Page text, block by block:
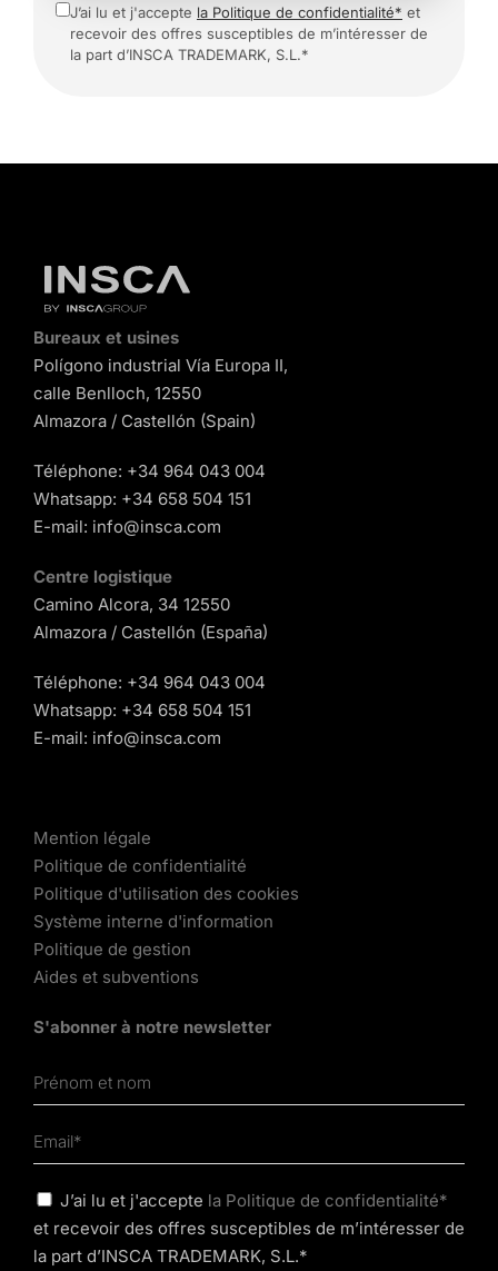
J’ai lu et j'accepte la Politique de confidentialité* et
recevoir des offres susceptibles de m’intéresser de
la part d’INSCA TRADEMARK, S.L.*
Bureaux et usines
Polígono industrial Vía Europa II,
calle Benlloch, 12550
Almazora / Castellón (Spain)
Téléphone: +34 964 043 004
Whatsapp: +34 658 504 151
E-mail: info@insca.com
Centre logistique
Camino Alcora, 34 12550
Almazora / Castellón (España)
Téléphone: +34 964 043 004
Whatsapp: +34 658 504 151
E-mail: info@insca.com
Mention légale
Politique de confidentialité
Politique d'utilisation des cookies
Système interne d'information
Politique de gestion
Aides et subventions
S'abonner à notre newsletter
J’ai lu et j'accepte la Politique de confidentialité*
et recevoir des offres susceptibles de m’intéresser de
la part d’INSCA TRADEMARK, S.L.*